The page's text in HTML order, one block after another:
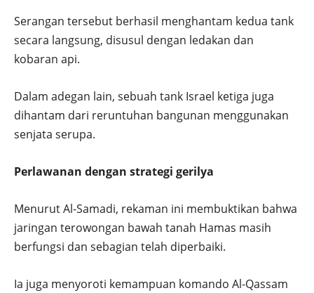
Serangan tersebut berhasil menghantam kedua tank
secara langsung, disusul dengan ledakan dan
kobaran api.
Dalam adegan lain, sebuah tank Israel ketiga juga
dihantam dari reruntuhan bangunan menggunakan
senjata serupa.
Perlawanan dengan strategi gerilya
Menurut Al-Samadi, rekaman ini membuktikan bahwa
jaringan terowongan bawah tanah Hamas masih
berfungsi dan sebagian telah diperbaiki.
Ia juga menyoroti kemampuan komando Al-Qassam